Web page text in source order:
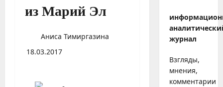
из Марий Эл
Аниса Тимиргазина
18.03.2017
журнал
Взгляды,
мнения,
комментарии